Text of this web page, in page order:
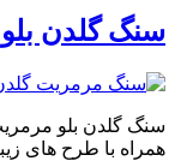
سنگ گلدن
سنگ گلدن بلو
همراه با طرح های